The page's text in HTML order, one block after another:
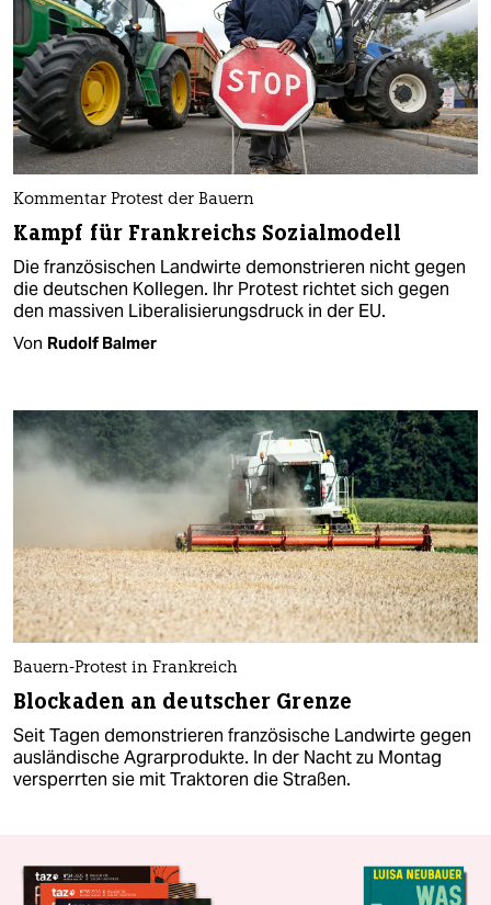
Kommentar Protest der Bauern
Kampf für Frankreichs Sozialmodell
Die französischen Landwirte demonstrieren nicht gegen
die deutschen Kollegen. Ihr Protest richtet sich gegen
den massiven Liberalisierungsdruck in der EU.
Von Rudolf Balmer
Bauern-Protest in Frankreich
Blockaden an deutscher Grenze
Seit Tagen demonstrieren französische Landwirte gegen
ausländische Agrarprodukte. In der Nacht zu Montag
versperrten sie mit Traktoren die Straßen.